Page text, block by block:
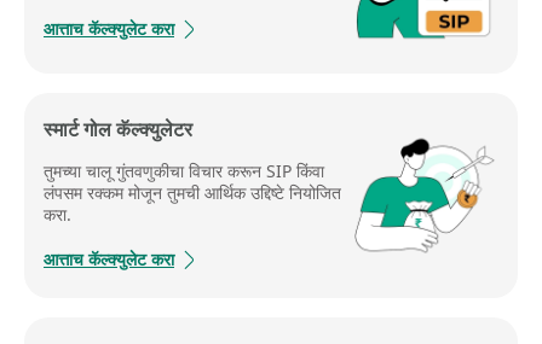
आत्ताच कॅल्क्युलेट करा
स्मार्ट गोल कॅल्क्युलेटर
तुमच्या चालू गुंतवणुकीचा विचार करून SIP किंवा
लंपसम रक्कम मोजून तुमची आर्थिक उद्दिष्टे नियोजित
करा.
आत्ताच कॅल्क्युलेट करा